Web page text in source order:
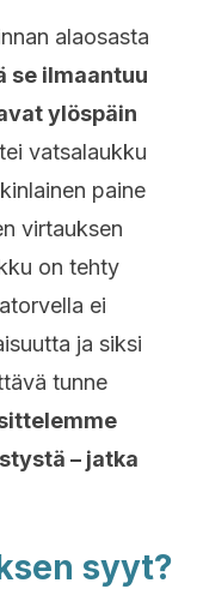
alaosasta
se ilmaantuu
ylöspäin
vatsalaukku
paine
virtauksen
on tehty
ei
ja siksi
tunne
– jatka
syyt?